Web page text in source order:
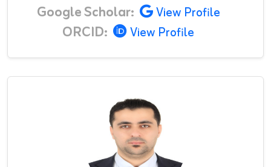
Google Scholar: View Profile
ORCID: View Profile